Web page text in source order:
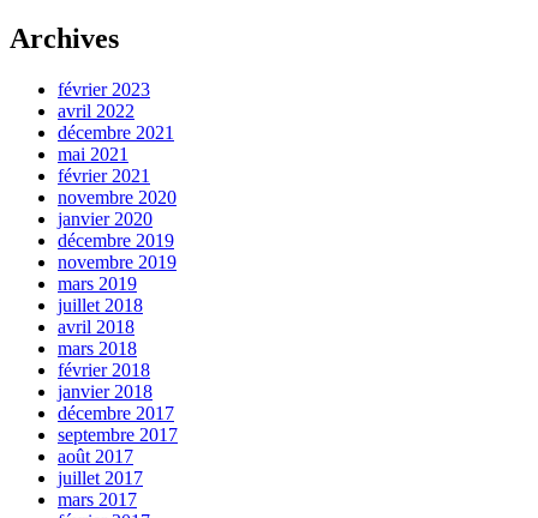
Archives
février 2023
avril 2022
décembre 2021
mai 2021
février 2021
novembre 2020
janvier 2020
décembre 2019
novembre 2019
mars 2019
juillet 2018
avril 2018
mars 2018
février 2018
janvier 2018
décembre 2017
septembre 2017
août 2017
juillet 2017
mars 2017